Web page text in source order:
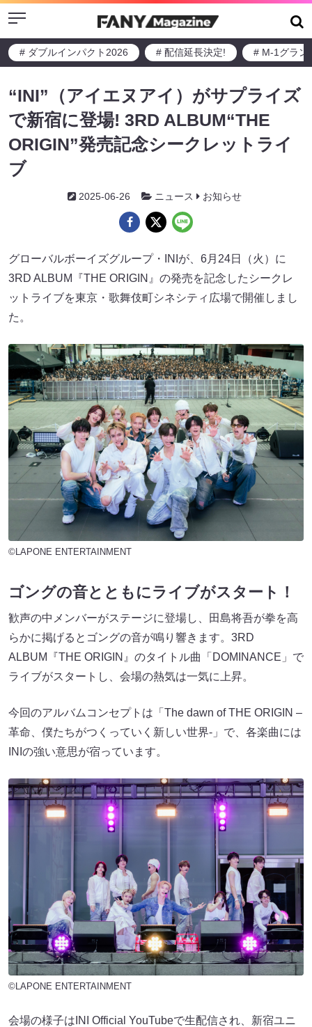
Menu
# ダブルインパクト2026 # 配信延長決定! # M-1グラン
“INI”（アイエヌアイ）がサプライズ
で新宿に登場! 3RD ALBUM“THE
ORIGIN”発売記念シークレットライ
ブ
2025-06-26 ニュース お知らせ
グローバルボーイズグループ・INIが、6月24日（火）に
3RD ALBUM『THE ORIGIN』の発売を記念したシークレ
ットライブを東京・歌舞伎町シネシティ広場で開催しまし
た。
©LAPONE ENTERTAINMENT
ゴングの音とともにライブがスタート！
歓声の中メンバーがステージに登場し、田島将吾が拳を高
らかに掲げるとゴングの音が鳴り響きます。3RD
ALBUM『THE ORIGIN』のタイトル曲「DOMINANCE」で
ライブがスタートし、会場の熱気は一気に上昇。
今回のアルバムコンセプトは「The dawn of THE ORIGIN –
革命、僕たちがつくっていく新しい世界-」で、各楽曲には
INIの強い意思が宿っています。
©LAPONE ENTERTAINMENT
会場の様子はINI Official YouTubeで生配信され、新宿ユニ